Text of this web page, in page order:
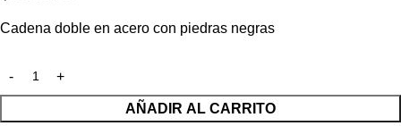
Cadena doble en acero con piedras negras
AÑADIR AL CARRITO